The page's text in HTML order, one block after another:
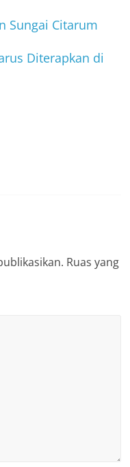
Sungai Citarum
Diterapkan di
Ruas yang